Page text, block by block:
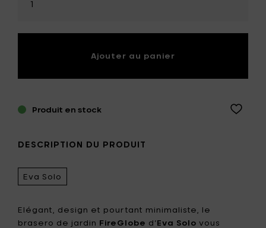
Ajouter au panier
Produit en stock
DESCRIPTION DU PRODUIT
Eva Solo
Elégant, design et pourtant minimaliste, le
brasero de jardin FireGlobe d’Eva Solo vous